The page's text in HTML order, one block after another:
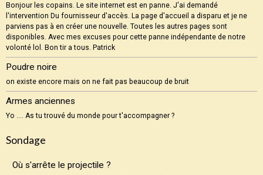
Bonjour les copains. Le site internet est en panne. J'ai demandé
l'intervention Du fournisseur d'accès. La page d'accueil a disparu et je ne
parviens pas à en créer une nouvelle. Toutes les autres pages sont
disponibles. Avec mes excuses pour cette panne indépendante de notre
volonté lol. Bon tir a tous. Patrick
Poudre noire
on existe encore mais on ne fait pas beaucoup de bruit
Armes anciennes
Yo .... As tu trouvé du monde pour t'accompagner ?
Sondage
Où s'arrête le projectile ?